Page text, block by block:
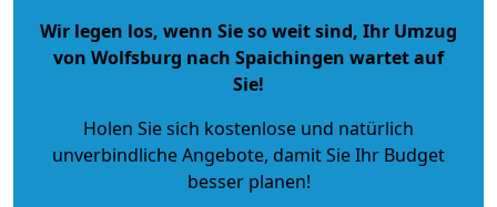
Wir legen los, wenn Sie so weit sind, Ihr Umzug
von Wolfsburg nach Spaichingen wartet auf
Sie!
Holen Sie sich kostenlose und natürlich
unverbindliche Angebote, damit Sie Ihr Budget
besser planen!